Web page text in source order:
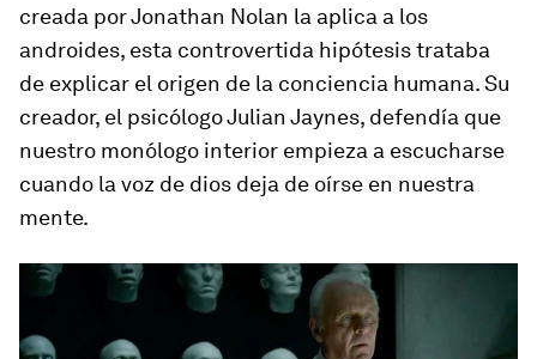
creada por Jonathan Nolan la aplica a los
androides, esta controvertida hipótesis trataba
de explicar el origen de la conciencia humana. Su
creador, el psicólogo Julian Jaynes, defendía que
nuestro monólogo interior empieza a escucharse
cuando la voz de dios deja de oírse en nuestra
mente.